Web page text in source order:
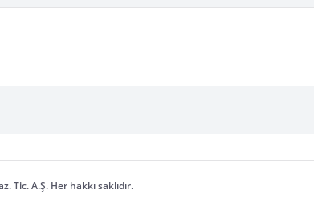
Tic. A.Ş. Her hakkı saklıdır.